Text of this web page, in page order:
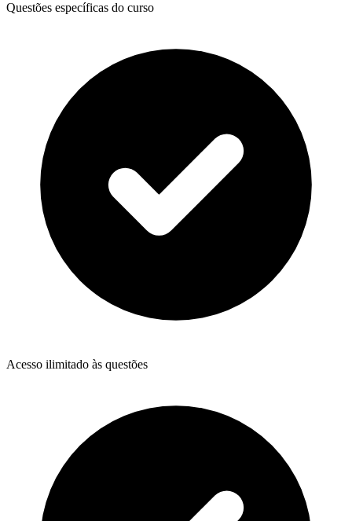
Questões específicas do curso
Acesso ilimitado às questões